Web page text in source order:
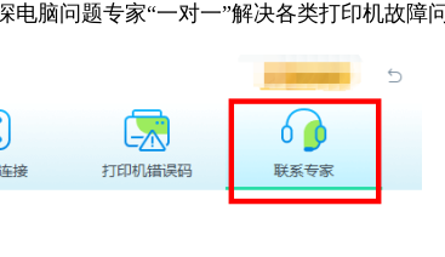
电脑问题专家“一对一”解决各类打印机故障问